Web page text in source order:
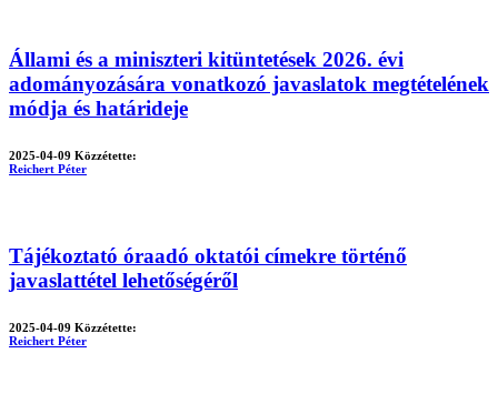
Állami és a miniszteri kitüntetések 2026. évi
adományozására vonatkozó javaslatok megtételének
módja és határideje
2025-04-09 Közzétette:
Reichert Péter
Tájékoztató óraadó oktatói címekre történő
javaslattétel lehetőségéről
2025-04-09 Közzétette:
Reichert Péter